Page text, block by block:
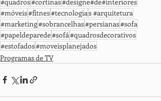
#móveis#fitnes#tecnologias #arquitetura
#marketing#sobrancelhas#persianas#sofa
#papeldeparede#sofá#quadrosdecorativos
#estofados#moveisplanejados
Programas de TV